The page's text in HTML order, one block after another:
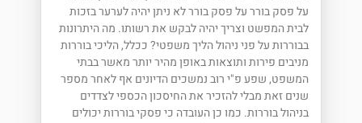
על פסק בורר על פסק בורר לא ניתן יהיה לערער בזכות
לבית המפשט וצריך יהיה לבקש את רשותו. מה היתרונות
בבוררות על פני ניהול הליך משפטי? ככלל, הליכי בוררות
מניבים פירות ותוצאות באופן מהיר יותר מאשר בבתי
המשפט, שפע פ"י רוב נמשכים הדיונים אף לאחר מספר
שנים זאת מבלי להזכיר את החיסכון הכספי לצדדים
בניהול בוררות. כמו כן העובדה כי פסקי בוררות יכולים